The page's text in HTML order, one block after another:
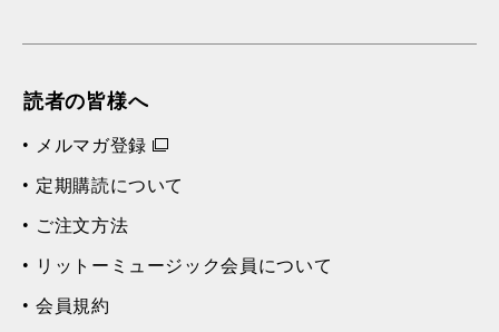
読者の皆様へ
メルマガ登録
定期購読について
ご注文方法
リットーミュージック会員について
会員規約